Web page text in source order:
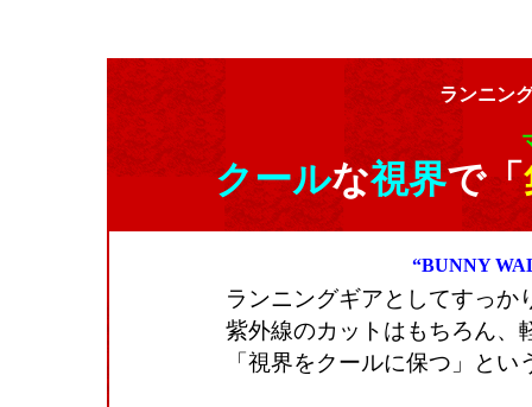
ランニン
クールな視界で「
“BUNNY
ランニングギアとしてすっか
紫外線のカットはもちろん、
「視界をクールに保つ」と